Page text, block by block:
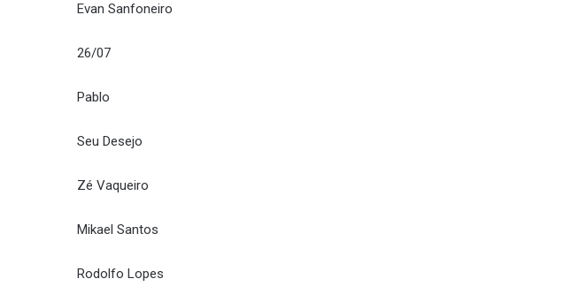
Evan Sanfoneiro
26/07
Pablo
Seu Desejo
Zé Vaqueiro
Mikael Santos
Rodolfo Lopes